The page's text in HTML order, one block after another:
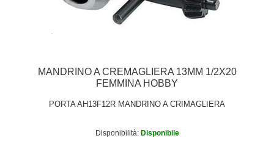
MANDRINO A CREMAGLIERA 13MM 1/2X20
FEMMINA HOBBY
PORTA AH13F12R MANDRINO A CRIMAGLIERA
Disponibilità: Disponibile